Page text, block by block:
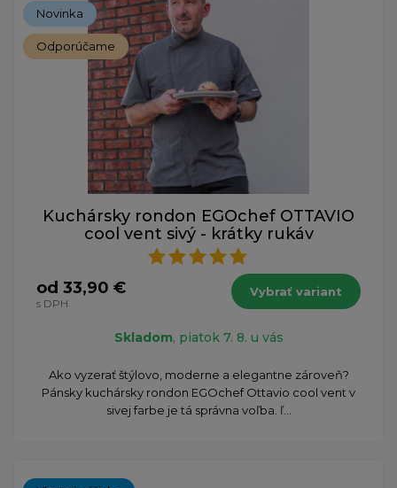
Novinka
Odporúčame
Kuchársky rondon EGOchef OTTAVIO
cool vent sivý - krátky rukáv
od 33,90 €
s DPH
Vybrať variant
Skladom, piatok 7. 8. u vás
Ako vyzerať štýlovo, moderne a elegantne zároveň?
Pánsky kuchársky rondon EGOchef Ottavio cool vent v
sivej farbe je tá správna voľba. ľ...